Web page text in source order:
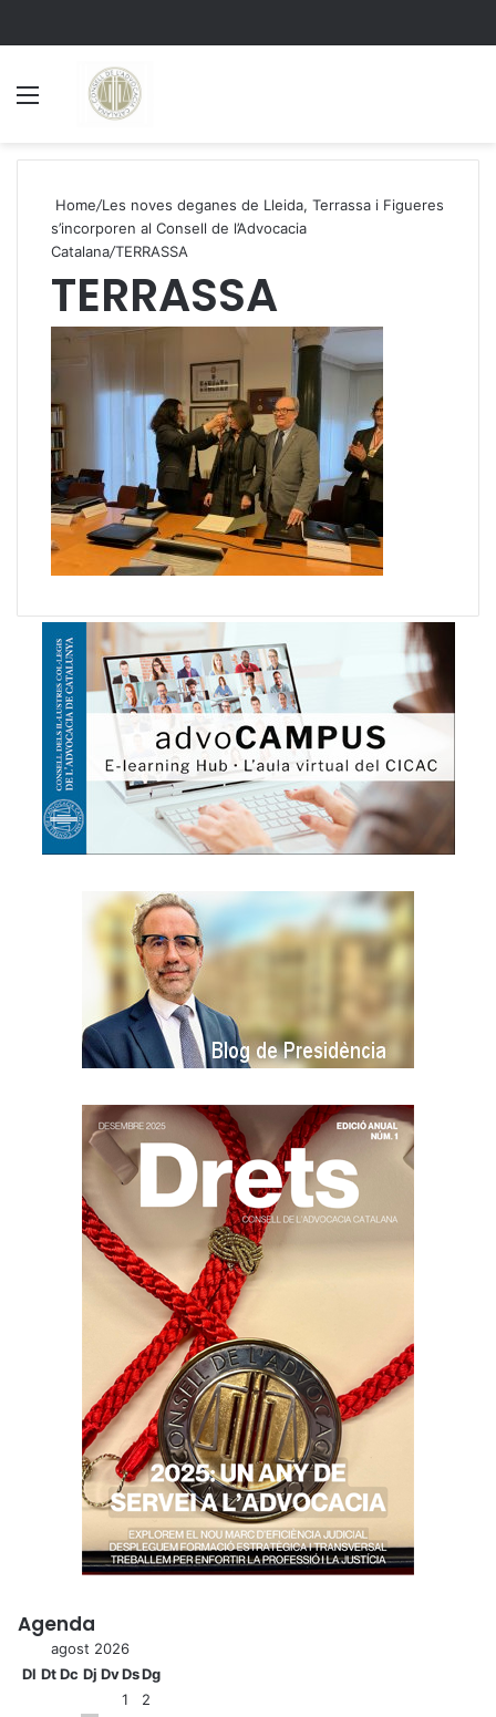
Home/Les noves deganes de Lleida, Terrassa i Figueres
s’incorporen al Consell de l’Advocacia
Catalana/TERRASSA
TERRASSA
Agenda
agost 2026
Dl DtDc Dj DvDsDg
1
2